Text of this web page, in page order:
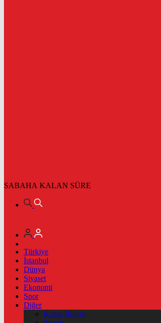
SABAHA KALAN SÜRE
Türkiye
İstanbul
Dünya
Siyaset
Ekonomi
Spor
Diğer
Kamu İlanları